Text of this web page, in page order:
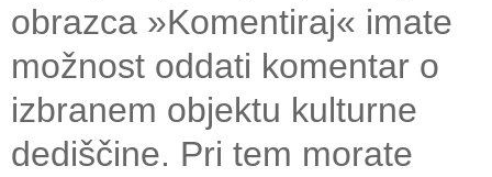
obrazca »Komentiraj« imate
možnost oddati komentar o
izbranem objektu kulturne
dediščine. Pri tem morate